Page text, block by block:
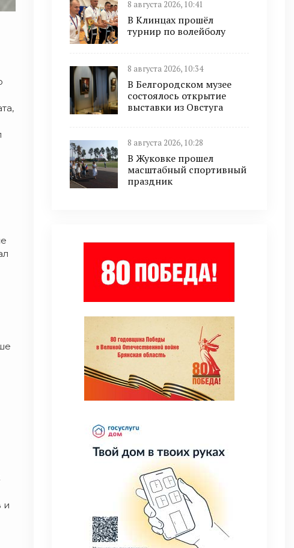
и
8 августа 2026, 10:41
В Клинцах прошёл
турнир по волейболу
8 августа 2026, 10:34
В Белгородском музее
состоялось открытие
выставки из Овстуга
8 августа 2026, 10:28
В Жуковке прошел
масштабный спортивный
праздник